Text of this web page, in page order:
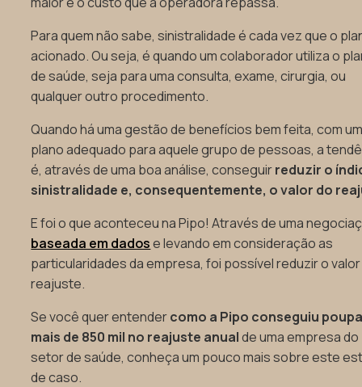
Para quem não sabe, sinistralidade é cada vez que o
acionado. Ou seja, é quando um colaborador utiliza o
de saúde, seja para uma consulta, exame, cirurgia, ou
qualquer outro procedimento.
Quando há uma gestão de benefícios bem feita, com
plano adequado para aquele grupo de pessoas, a
é, através de uma boa análise, conseguirreduzir o
sinistralidade e, consequentemente, o valor do
E foi o que aconteceu na Pipo! Através de uma
baseada em dadose levando em consideração as
particularidades da empresa, foi possível reduzir o
reajuste.
Se você quer entendercomo a Pipo conseguiu
mais de 850 mil no reajuste anualde uma empresa do
setor de saúde, conheça um pouco mais sobre este
de caso.